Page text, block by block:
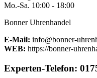
Mo.-Sa. 10:00 - 18:00
Bonner Uhrenhandel
E-Mail: info@bonner-
WEB: https://bonner-
Experten-Telefon: